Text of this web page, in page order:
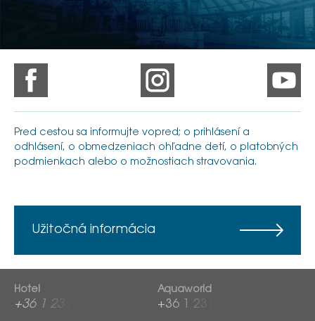
Pred cestou sa informujte vopred; o prihlásení a
odhlásení, o obmedzeniach ohľadne detí, o platobných
podmienkach alebo o možnostiach stravovania.
Užitočná informácia
Hotel
+36 1 2313 600
Aquaworld
+36 1 2313 760